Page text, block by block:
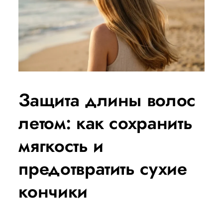
Защита длины волос
летом: как сохранить
мягкость и
предотвратить сухие
кончики